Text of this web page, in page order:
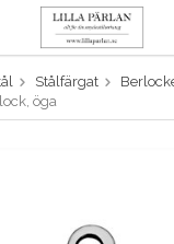
Produkten har blivit
varukorgen
Stålfärgat
öga